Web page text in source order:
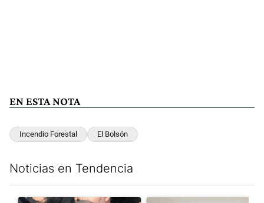
EN ESTA NOTA
Incendio Forestal El Bolsón
Noticias en Tendencia